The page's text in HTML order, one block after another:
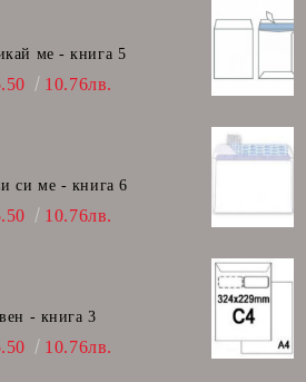
ме - книга 5
10.76лв.
си ме - книга 6
10.76лв.
- книга 3
10.76лв.